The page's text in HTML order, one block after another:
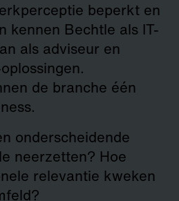
beperkt en
kennen Bechtle als IT-
als adviseur en
de branche één
onderscheidende
neerzetten? Hoe
relevantie kweken